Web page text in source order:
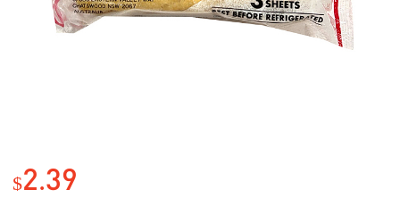
$2.39